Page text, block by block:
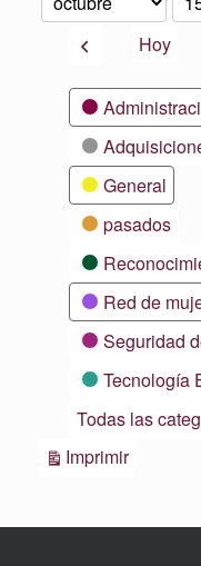
Mes
Día
Año
AnteriorHoy
Categorías
General
pasados
Red de
Seguridad
Tecnología
Todas las
ImprimirVistas